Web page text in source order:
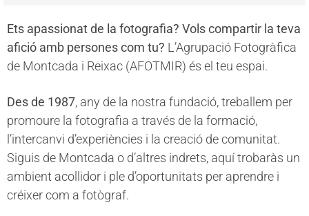
Ets apassionat de la fotografia? Vols compartir la teva
afició amb persones com tu? L’Agrupació Fotogràfica
de Montcada i Reixac (AFOTMIR) és el teu espai.
Des de 1987, any de la nostra fundació, treballem per
promoure la fotografia a través de la formació,
l’intercanvi d’experiències i la creació de comunitat.
Siguis de Montcada o d’altres indrets, aquí trobaràs un
ambient acollidor i ple d’oportunitats per aprendre i
créixer com a fotògraf.